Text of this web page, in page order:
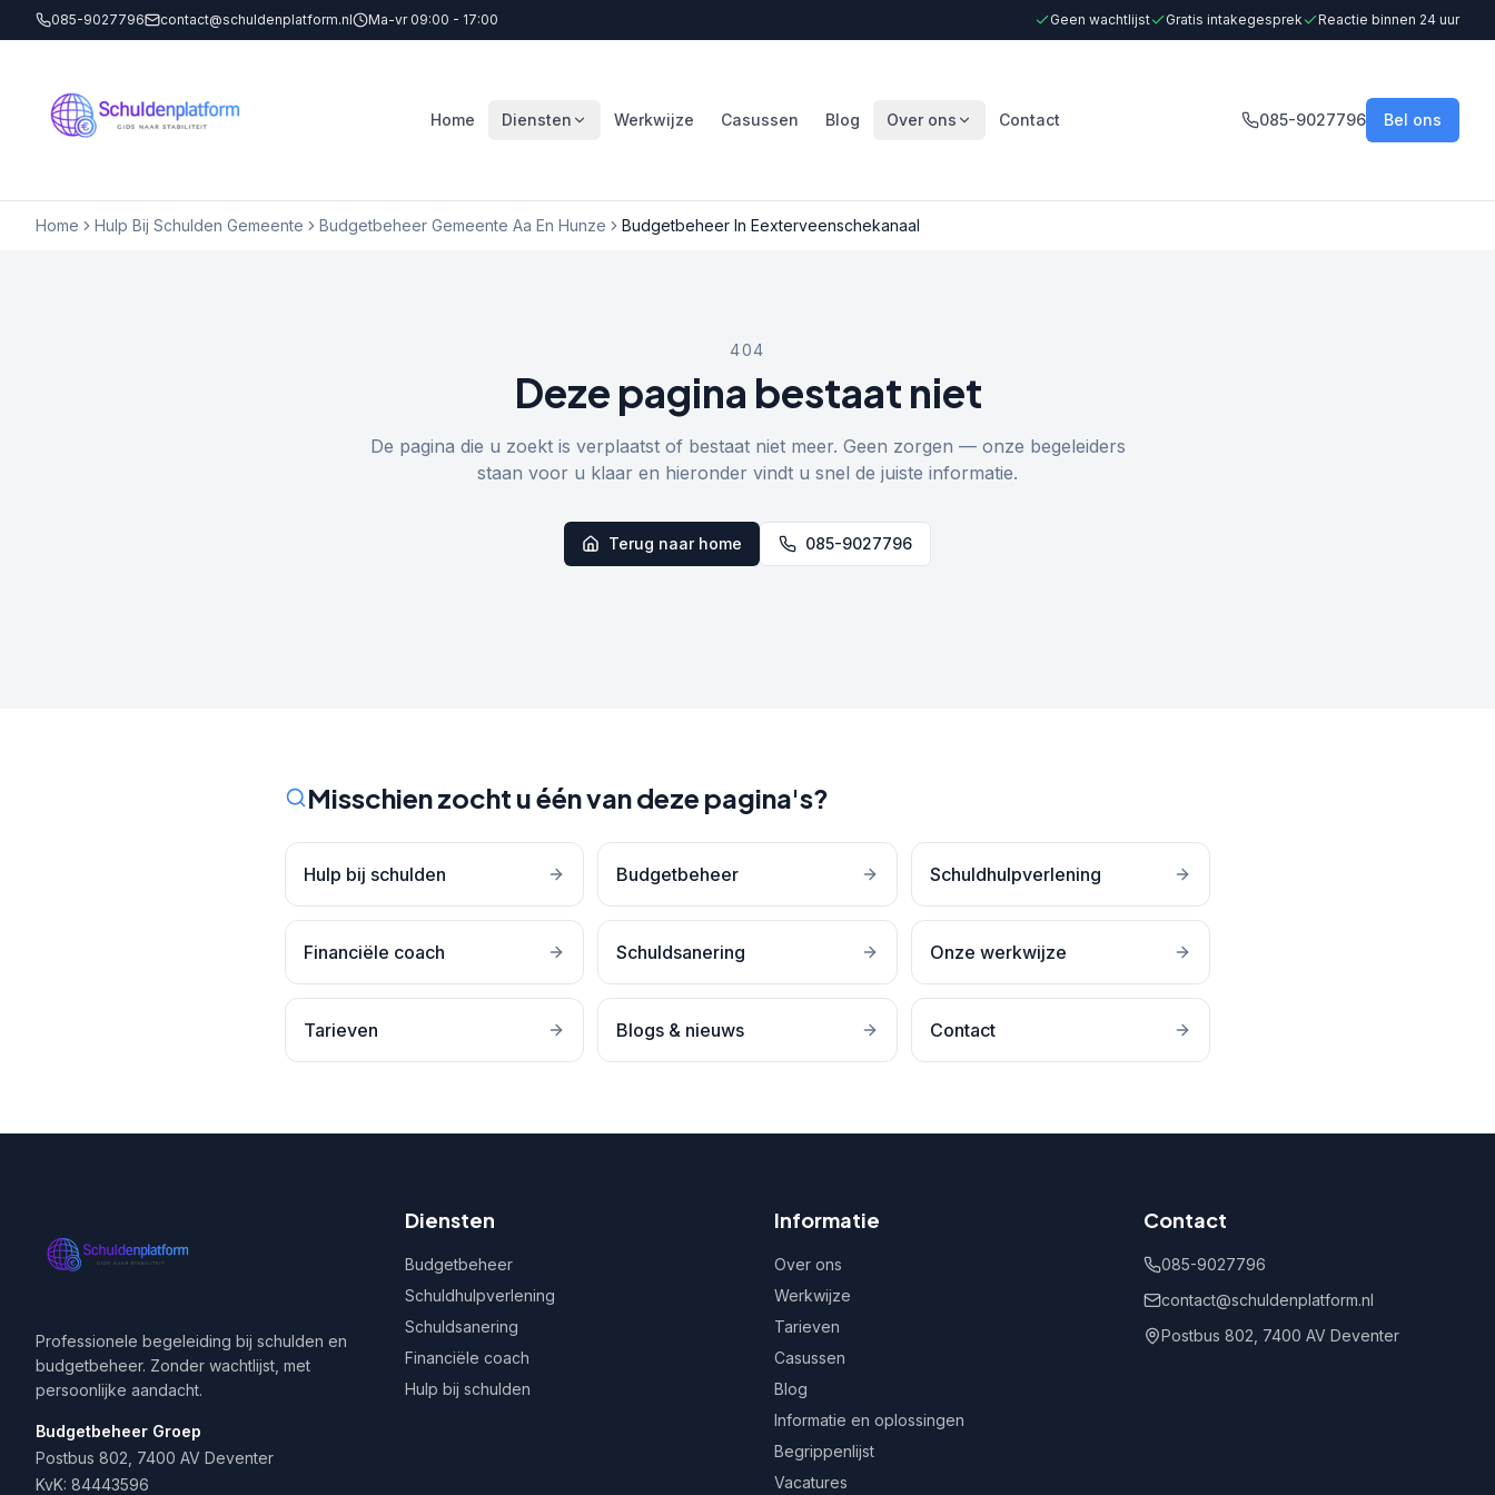
085-9027796 contact@schuldenplatform.nl Ma-vr 09:00 - 17:00 Geen wachtlijst Gratis intakegesprek Reactie binnen 24 uur
Home Diensten Werkwijze Casussen Blog Over ons Contact 085-9027796 Bel ons
Home Hulp Bij Schulden Gemeente Budgetbeheer Gemeente Aa En Hunze Budgetbeheer In Eexterveenschekanaal
404
Deze pagina bestaat niet
De pagina die u zoekt is verplaatst of bestaat niet meer. Geen zorgen — onze begeleiders
staan voor u klaar en hieronder vindt u snel de juiste informatie.
Terug naar home 085-9027796
Misschien zocht u één van deze pagina's?
Hulp bij schulden Budgetbeheer Schuldhulpverlening
Financiële coach Schuldsanering Onze werkwijze
Tarieven Blogs & nieuws Contact
Professionele begeleiding bij schulden en
budgetbeheer. Zonder wachtlijst, met
persoonlijke aandacht.
Budgetbeheer Groep
Postbus 802, 7400 AV Deventer
KvK: 84443596
Diensten
Budgetbeheer
Schuldhulpverlening
Schuldsanering
Financiële coach
Hulp bij schulden
Informatie
Over ons
Werkwijze
Tarieven
Casussen
Blog
Informatie en oplossingen
Begrippenlijst
Vacatures
Contact
085-9027796
contact@schuldenplatform.nl
Postbus 802, 7400 AV Deventer